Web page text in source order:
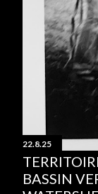
22.8.25
BASSIN